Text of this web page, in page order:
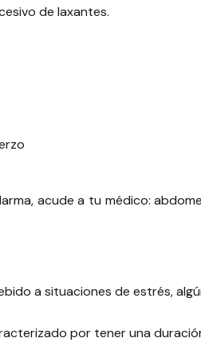
de laxantes.
acude a tu médico:
a situaciones de estrés,
por tener una